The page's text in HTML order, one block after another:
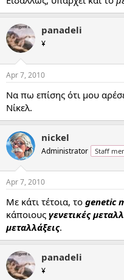
panadeli
¥
Apr 7, 2010
Να πω επίσης ότι μου
Νίκελ.
nickel
Administrator Staff
Apr 7, 2010
Με κάτι τέτοια, το genetic
κάποιους γενετικές
μεταλλάξεις.
panadeli
¥